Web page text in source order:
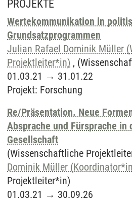
PROJEKTE
Wertekommunikation in
Grundsatzprogrammen
Julian Rafael Dominik Müller
Projektleiter*in) ,
01.03.21 → 31.01.22
Projekt: Forschung
Re/Präsentation. Neue
Absprache und Fürsprache in
Gesellschaft
(Wissenschaftliche
Dominik Müller
Projektleiter*in)
01.03.21 → 30.09.26